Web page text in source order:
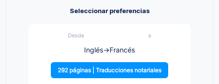
Seleccionar preferencias
Desde a
Inglés→Francés
292 páginas | Traducciones notariales